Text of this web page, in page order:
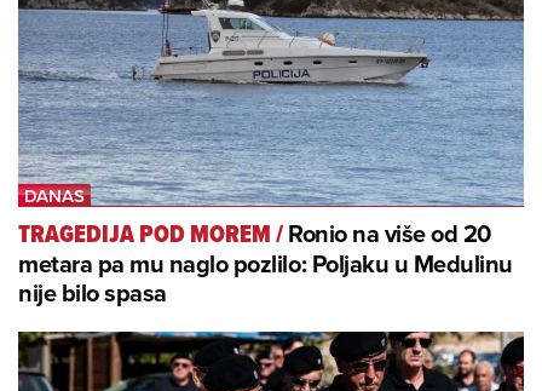
TRAGEDIJA POD MOREM/Ronio na više od 20
metara pa mu naglo pozlilo: Poljaku u Medulinu
nije bilo spasa